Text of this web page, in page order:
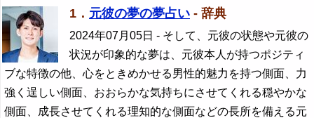
1． 元彼の夢の夢占い - 辞典
2024年07月05日 - そして、元彼の状態や元彼の
状況が印象的な夢は、元彼本人が持つポジティ
ブな特徴の他、心をときめかせる男性的魅力を持つ側面、力
強く逞しい側面、おおらかな気持ちにさせてくれる穏やかな
側面、成長させてくれる理知的な側面などの長所を備える元